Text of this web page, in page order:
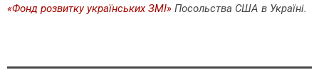
«Фонд розвитку українських ЗМІ» Посольства США в Україні.